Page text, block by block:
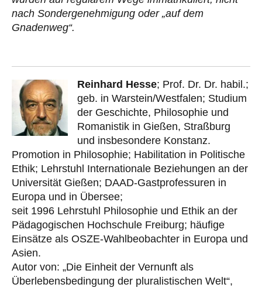
nach Sondergenehmigung oder „auf dem
Gnadenweg“.
Reinhard Hesse; Prof. Dr. Dr. habil.;
geb. in Warstein/Westfalen; Studium
der Geschichte, Philosophie und
Romanistik in Gießen, Straßburg
und insbesondere Konstanz.
Promotion in Philosophie; Habilitation in Politische
Ethik; Lehrstuhl Internationale Beziehungen an der
Universität Gießen; DAAD-Gastprofessuren in
Europa und in Übersee;
seit 1996 Lehrstuhl Philosophie und Ethik an der
Pädagogischen Hochschule Freiburg; häufige
Einsätze als OSZE-Wahlbeobachter in Europa und
Asien.
Autor von: „Die Einheit der Vernunft als
Überlebensbedingung der pluralistischen Welt“,